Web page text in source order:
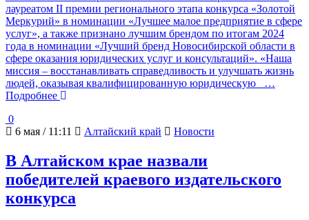
лауреатом II премии регионального этапа конкурса «Золотой
Меркурий» в номинации «Лучшее малое предприятие в сфере
услуг», а также признано лучшим брендом по итогам 2024
года в номинации «Лучший бренд Новосибирской области в
сфере оказания юридических услуг и консультаций». «Наша
миссия – восстанавливать справедливость и улучшать жизнь
людей, оказывая квалифицированную юридическую
…
Подробнее
0
6 мая / 11:11
Алтайский край Новости
В Алтайском крае назвали
победителей краевого издательского
конкурса